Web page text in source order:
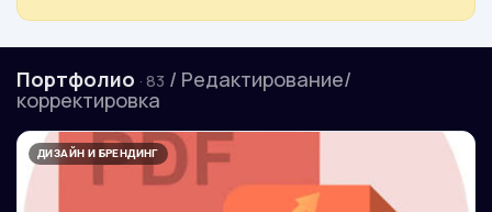
Портфолио · 83 / Редактирование/
корректировка
ДИЗАЙН И БРЕНДИНГ